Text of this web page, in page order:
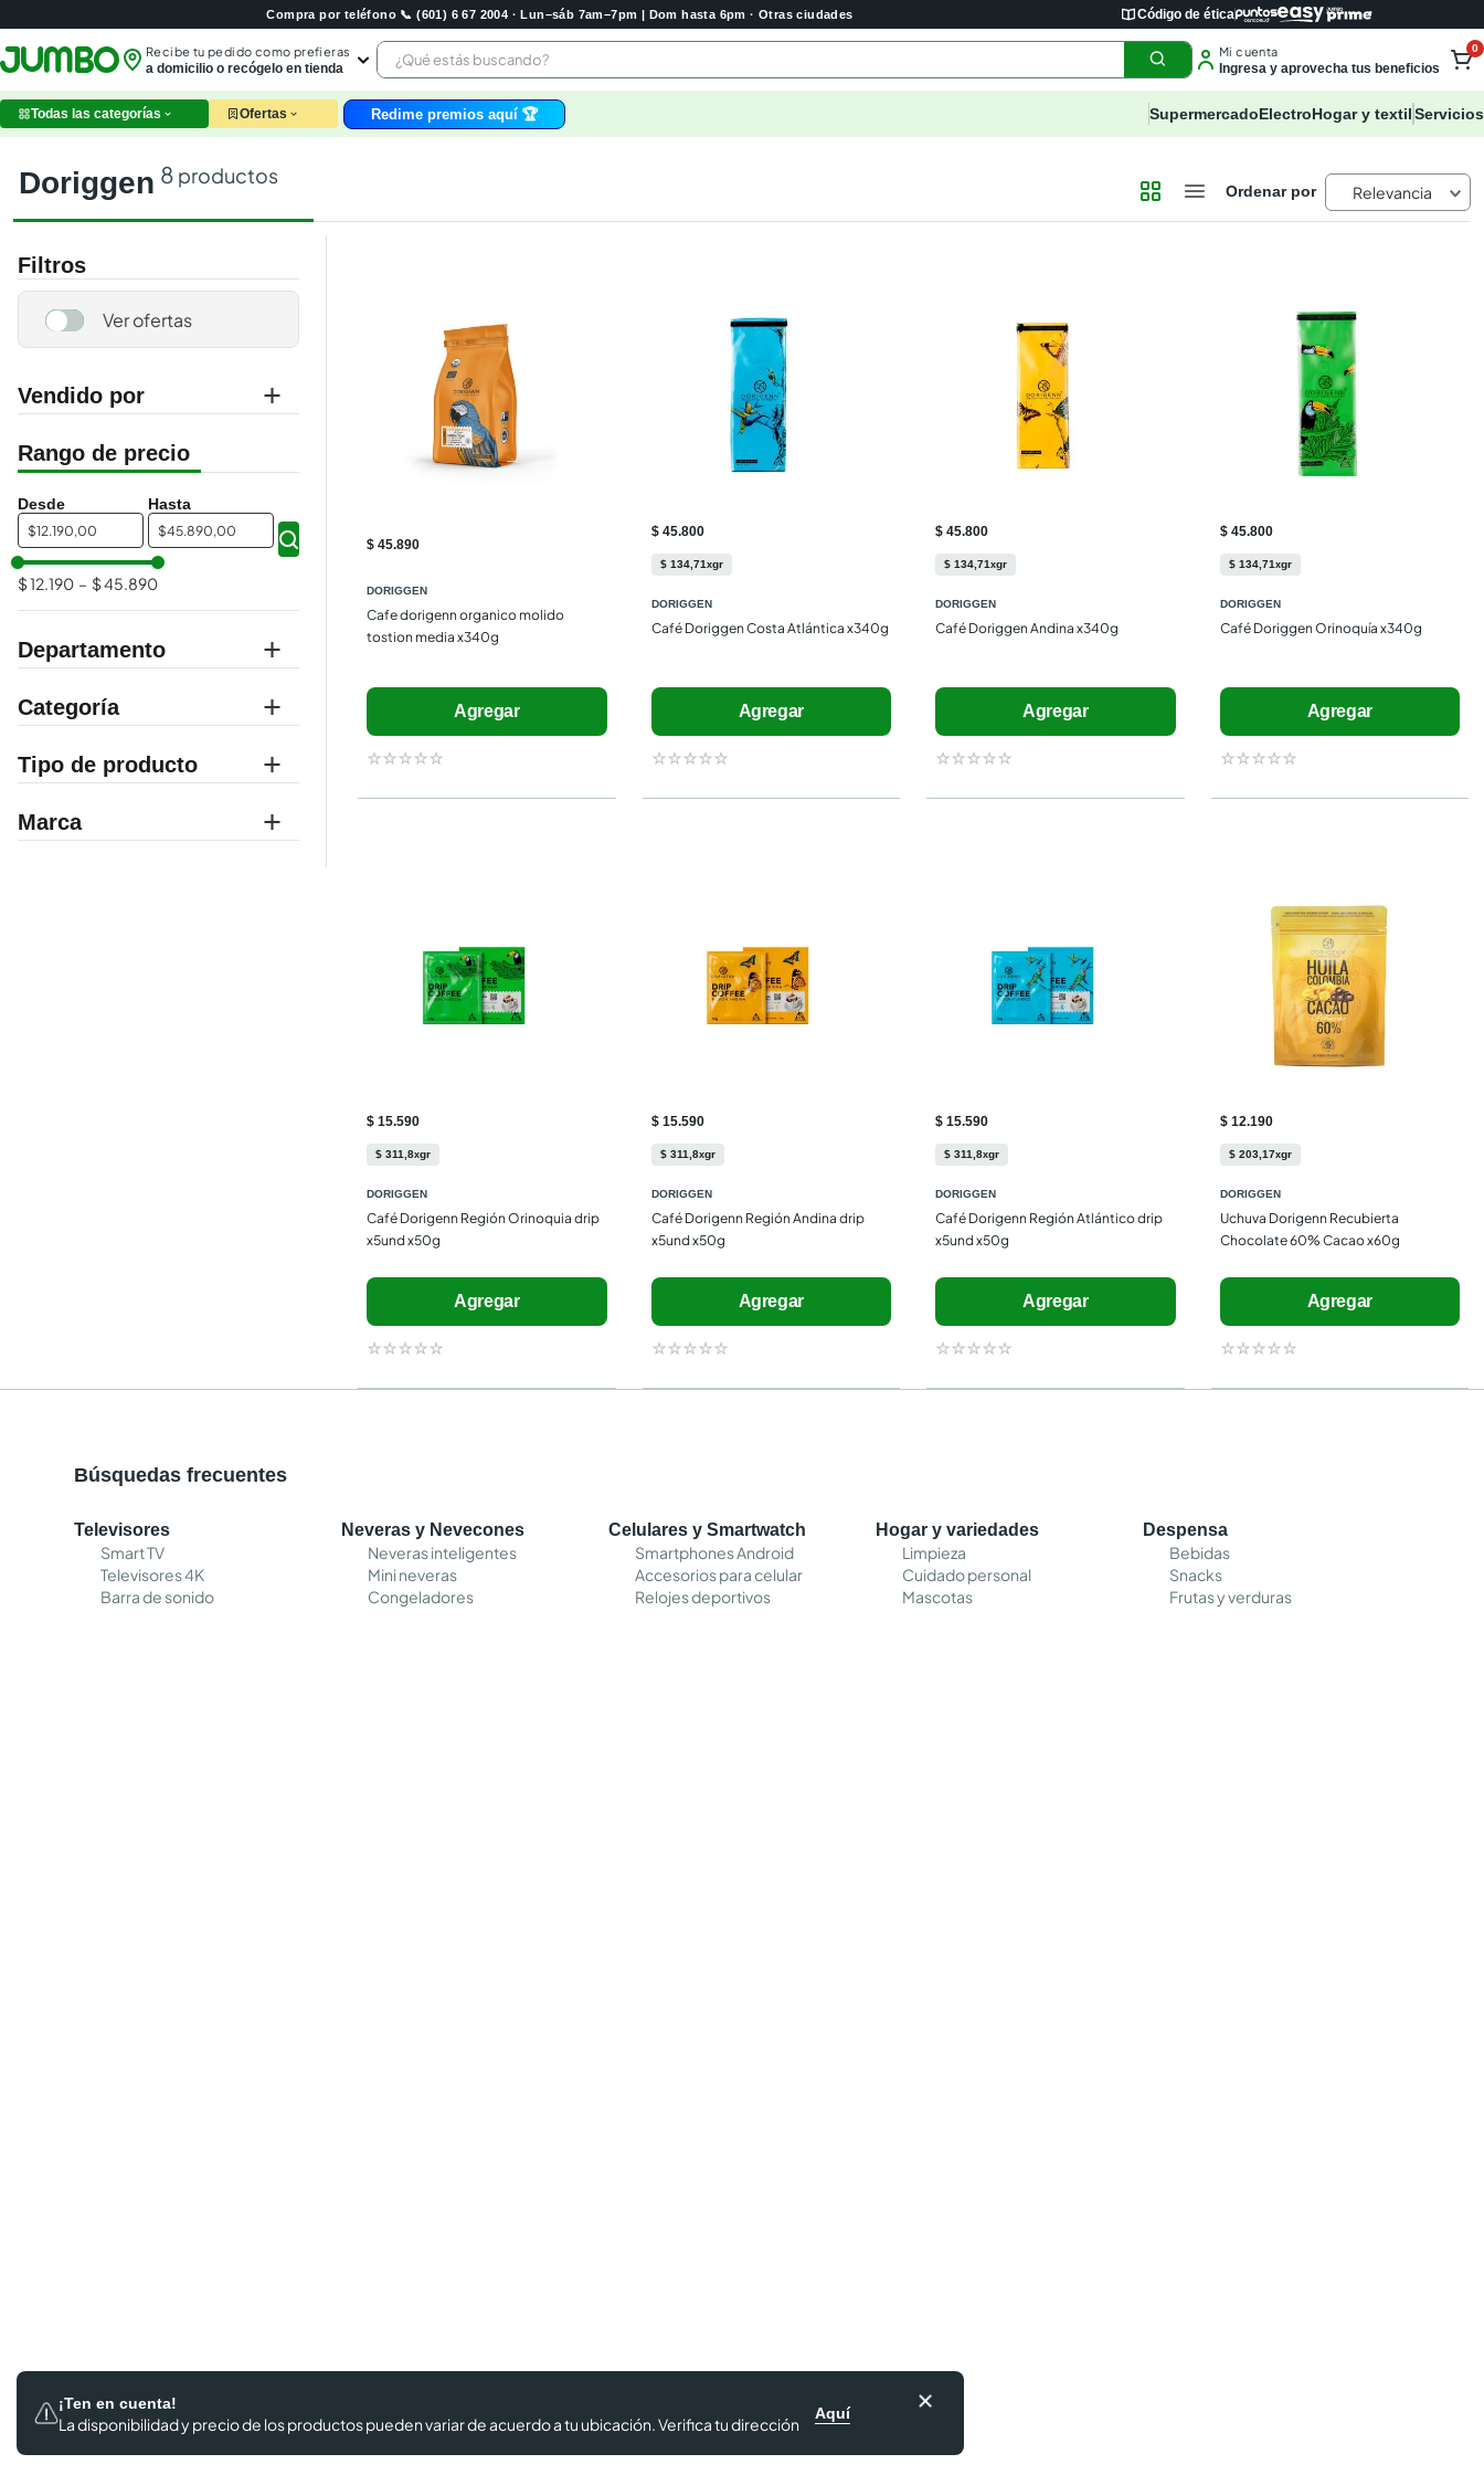
Compra por teléfono 📞 (601) 6 67 2004 · Lun–sáb 7am–7pm | Dom hasta 6pm · Otras ciudades Código de ética
Recibe tu pedido como prefieras
a domicilio o recógelo en tienda
¿Qué estás buscando?
leche
pollo
carne
Mi cuenta
Ingresa y aprovecha tus beneficios
0
Todas las categorías Ofertas Redime premios aquí 🏆 SupermercadoElectroHogar y textilServicios
¡Ten en cuenta!
La disponibilidad y precio de los productospueden variar de acuerdo a tu ubicación. Verifica tu dirección
Aquí
doriggen 8 productos
Relevancia
Filtros
Marca
Departamento
supermercado
Categoría
despensa
dulces y postres
café
chocolatería
Vendido por
jumbo
$ $
$ 12.190 – $ 45.890
$ 45.890
DORIGGEN
Cafe dorigenn organico molido
tostion media x340g
Agregar
☆☆☆☆☆
$ 45.800
$ 134, 71xgr
DORIGGEN
Café Doriggen Costa Atlántica x340g
Agregar
☆☆☆☆☆
$ 45.800
$ 134 71 xgr
DORIGGEN
Café Doriggen Andina x340g
Agregar
☆☆☆☆☆
$ 45.800
$ 134, 71xgr
DORIGGEN
Café Doriggen Orinoquía x340g
Agregar
☆☆☆☆☆
$ 15.590
$ 311 8xgr
DORIGGEN
Café Dorigenn Región Orinoquia drip
x5und x50g
Agregar
☆☆☆☆☆
$ 15.590
$ 311 8xgr
DORIGGEN
Café Dorigenn Región Andina drip
x5und x50g
Agregar
☆☆☆☆☆
$ 15.590
$ 311 8xgr
DORIGGEN
Café Dorigenn Región Atlántico drip
x5und x50g
Agregar
☆☆☆☆☆
$ 12.190
$ 203, 17xgr
DORIGGEN
Uchuva Dorigenn Recubierta
Chocolate 60% Cacao x60g
Agregar
☆☆☆☆☆
Búsquedas frecuentes
Televisores
Smart TV
Televisores 4K
Barra de sonido
Neveras y Nevecones
Neveras inteligentes
Mini neveras
Congeladores
Celulares y Smartwatch
Smartphones Android
Accesorios para celular
Relojes deportivos
Hogar y variedades
Limpieza
Cuidado personal
Mascotas
Despensa
Bebidas
Snacks
Frutas y verduras